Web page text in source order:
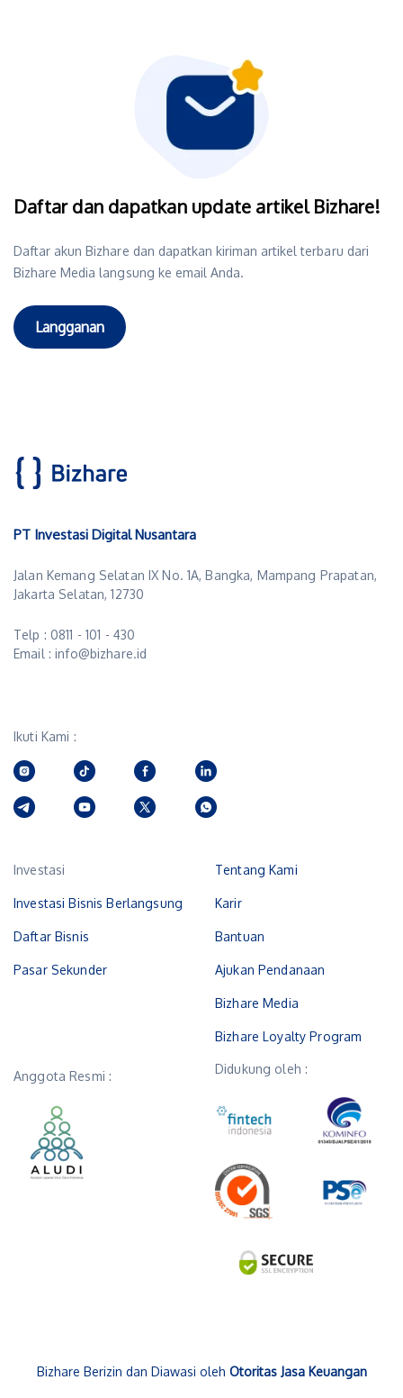
Daftar dan dapatkan update artikel Bizhare!
Daftar akun Bizhare dan dapatkan kiriman artikel terbaru dari
Bizhare Media langsung ke email Anda.
Langganan
PT Investasi Digital Nusantara
Jalan Kemang Selatan IX No. 1A, Bangka, Mampang Prapatan,
Jakarta Selatan, 12730
Telp : 0811 - 101 - 430
Email : info@bizhare.id
Ikuti Kami :
Investasi
Investasi Bisnis Berlangsung
Daftar Bisnis
Pasar Sekunder
Tentang Kami
Karir
Bantuan
Ajukan Pendanaan
Bizhare Media
Bizhare Loyalty Program
Anggota Resmi : Didukung oleh :
Bizhare Berizin dan Diawasi oleh Otoritas Jasa Keuangan